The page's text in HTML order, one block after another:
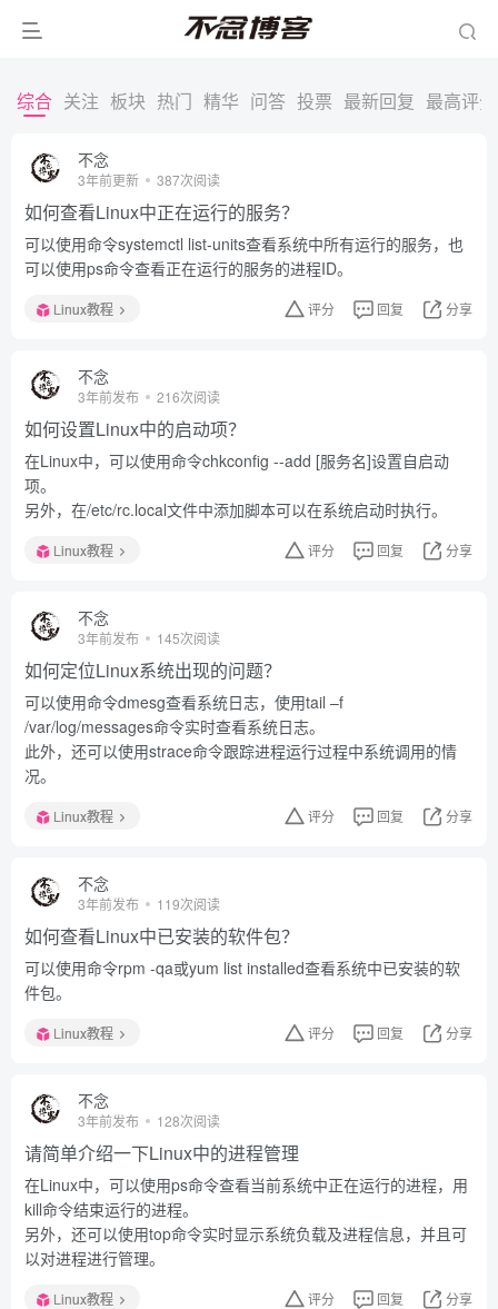
综合 关注 板块 热门 精华 问答 投票 最新回复 最高评分
不念
3年前更新 387次阅读
如何查看Linux中正在运行的服务？
可以使用命令systemctl list-units查看系统中所有运行的服务，也
可以使用ps命令查看正在运行的服务的进程ID。
Linux教程 评分 回复 分享
不念
3年前发布 216次阅读
如何设置Linux中的启动项？
在Linux中，可以使用命令chkconfig --add [服务名]设置自启动
项。
另外，在/etc/rc.local文件中添加脚本可以在系统启动时执行。
Linux教程 评分 回复 分享
不念
3年前发布 145次阅读
如何定位Linux系统出现的问题？
可以使用命令dmesg查看系统日志，使用tail –f
/var/log/messages命令实时查看系统日志。
此外，还可以使用strace命令跟踪进程运行过程中系统调用的情
况。
Linux教程 评分 回复 分享
不念
3年前发布 119次阅读
如何查看Linux中已安装的软件包？
可以使用命令rpm -qa或yum list installed查看系统中已安装的软
件包。
Linux教程 评分 回复 分享
不念
3年前发布 128次阅读
请简单介绍一下Linux中的进程管理
在Linux中，可以使用ps命令查看当前系统中正在运行的进程，用
kill命令结束运行的进程。
另外，还可以使用top命令实时显示系统负载及进程信息，并且可
以对进程进行管理。
Linux教程 评分 回复 分享